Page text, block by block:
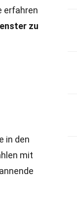
erfahren
zu
in den
mit